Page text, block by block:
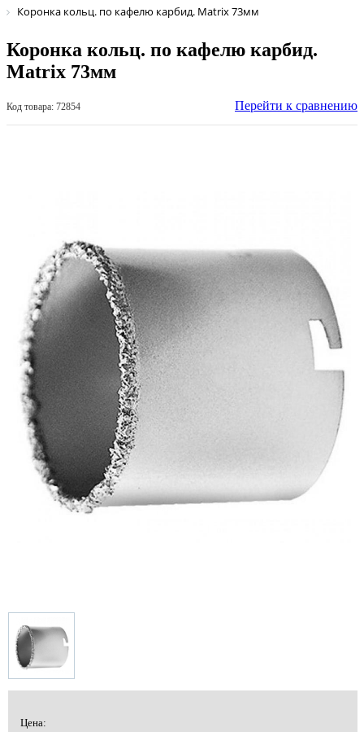
Коронка кольц. по кафелю карбид. Matrix 73мм
Коронка кольц. по кафелю карбид.
Matrix 73мм
Код товара: 72854 Перейти к сравнению
Цена: